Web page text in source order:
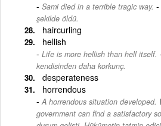
Sami died in a terrible tragic way. -
şekilde öldü.
haircurling
hellish
Life is more hellish than hell itself.
kendisinden daha korkunç.
desperateness
horrendous
A horrendous situation developed.
government can find a satisfactory